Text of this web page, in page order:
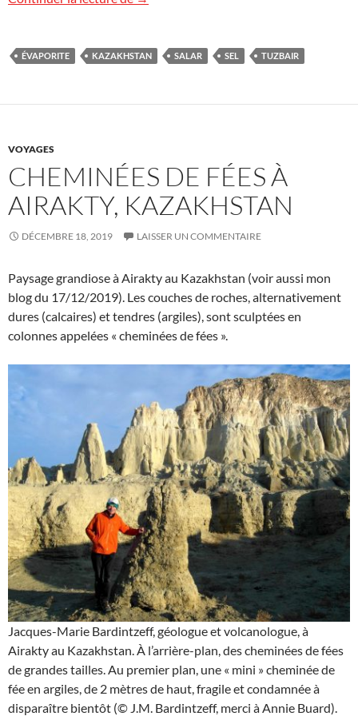
ÉVAPORITE KAZAKHSTAN SALAR SEL TUZBAIR
VOYAGES
CHEMINÉES DE FÉES À
AIRAKTY, KAZAKHSTAN
DÉCEMBRE 18, 2019 LAISSER UN COMMENTAIRE
Paysage grandiose à Airakty au Kazakhstan (voir aussi mon
blog du 17/12/2019). Les couches de roches, alternativement
dures (calcaires) et tendres (argiles), sont sculptées en
colonnes appelées « cheminées de fées ».
Jacques-Marie Bardintzeff, géologue et volcanologue, à
Airakty au Kazakhstan. À l’arrière-plan, des cheminées de fées
de grandes tailles. Au premier plan, une « mini » cheminée de
fée en argiles, de 2 mètres de haut, fragile et condamnée à
disparaître bientôt (© J.M. Bardintzeff, merci à Annie Buard).